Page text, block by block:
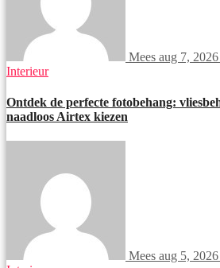
Mees aug 7, 2026
Interieur
Ontdek de perfecte fotobehang:
naadloos Airtex kiezen
Mees aug 5, 2026